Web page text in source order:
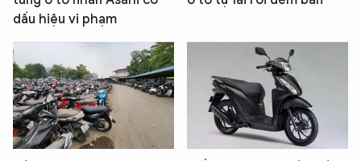
dấu hiệu vi phạm